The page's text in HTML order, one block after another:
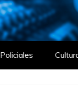
Policiales